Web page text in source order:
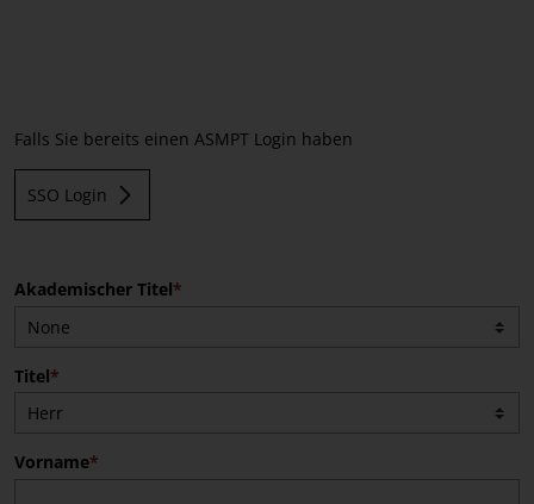
Falls Sie bereits einen ASMPT Login haben
SSO Login
Akademischer Titel
Titel
Vorname